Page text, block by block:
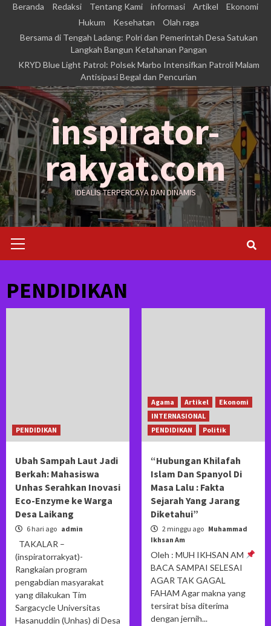
Skip
content
Beranda Redaksi Tentang Kami informasi Artikel
Ekonomi
Hukum
Kesehatan
Olah raga
Bersama di Tengah Ladang: Polri dan Pemerintah Desa Satukan
Langkah Bangun Ketahanan Pangan
KRYD Blue Light Patrol: Polsek Marbo Intensifkan Patroli Malam
Antisipasi Begal dan Pencurian
inspirator-
rakyat.com
IDEALIS TERPERCAYA DAN DINAMIS
Menu
PENDIDIKAN
PENDIDIKAN
Ubah Sampah Laut Jadi
Berkah: Mahasiswa
Unhas Serahkan Inovasi
Eco-Enzyme ke Warga
Desa Laikang
6 hari ago admin
TAKALAR –
(inspiratorrakyat)-
Rangkaian program
pengabdian masyarakat
yang dilakukan Tim
Sargacycle Universitas
Hasanuddin (Unhas) di Desa
Agama Artikel
Ekonomi
INTERNASIONAL
PENDIDIKAN
Politik
“Hubungan Khilafah
Islam Dan Spanyol Di
Masa Lalu : Fakta
Sejarah Yang Jarang
Diketahui”
2 minggu ago Muhammad
Ikhsan Am
Oleh : MUH IKHSAN AM
BACA SAMPAI SELESAI
AGAR TAK GAGAL
FAHAM Agar makna yang
tersirat bisa diterima
dengan jernih...